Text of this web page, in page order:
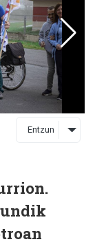
Entzun